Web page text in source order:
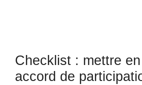
Checklist : mettre
accord de